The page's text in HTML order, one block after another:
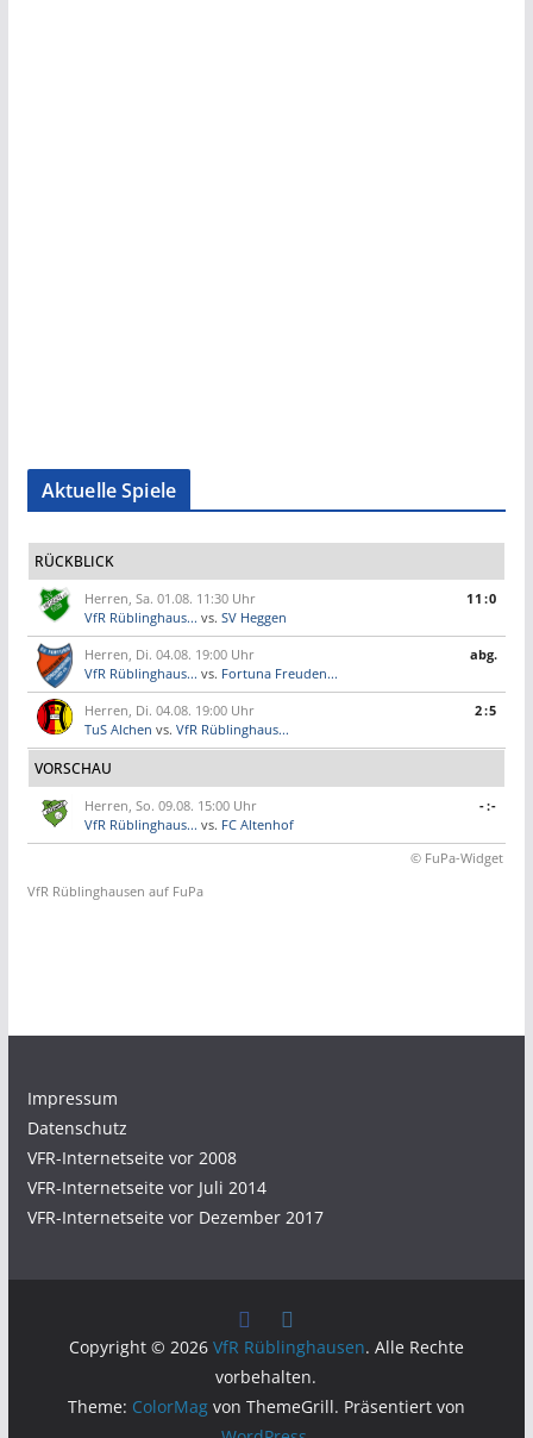
Aktuelle Spiele
RÜCKBLICK
Herren, Sa. 01.08. 11:30 Uhr
VfR Rüblinghaus... vs. SV Heggen
11:0
Herren, Di. 04.08. 19:00 Uhr
VfR Rüblinghaus... vs. Fortuna Freuden...
abg.
Herren, Di. 04.08. 19:00 Uhr
TuS Alchen vs. VfR Rüblinghaus...
2:5
VORSCHAU
Herren, So. 09.08. 15:00 Uhr
VfR Rüblinghaus... vs. FC Altenhof
-:-
© FuPa-Widget
VfR Rüblinghausen auf FuPa
Impressum
Datenschutz
VFR-Internetseite vor 2008
VFR-Internetseite vor Juli 2014
VFR-Internetseite vor Dezember 2017
Copyright © 2026 VfR Rüblinghausen. Alle Rechte
vorbehalten.
Theme: ColorMagvon ThemeGrill. Präsentiert von